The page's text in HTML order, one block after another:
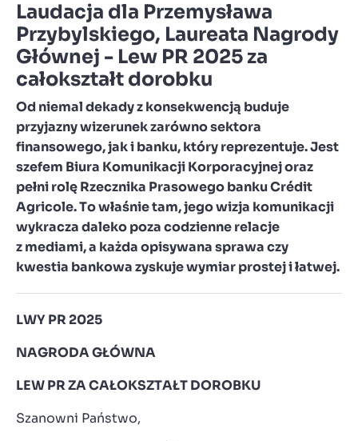
Laudacja dla Przemysława
Przybylskiego, Laureata Nagrody
Głównej - Lew PR 2025 za
całokształt dorobku
Od niemal dekady z konsekwencją buduje
przyjazny wizerunek zarówno sektora
finansowego, jak i banku, który reprezentuje. Jest
szefem Biura Komunikacji Korporacyjnej oraz
pełni rolę Rzecznika Prasowego banku Crédit
Agricole. To właśnie tam, jego wizja komunikacji
wykracza daleko poza codzienne relacje
z mediami, a każda opisywana sprawa czy
kwestia bankowa zyskuje wymiar prostej i łatwej.
LWY PR 2025
NAGRODA GŁÓWNA
LEW PR ZA CAŁOKSZTAŁT DOROBKU
Szanowni Państwo,